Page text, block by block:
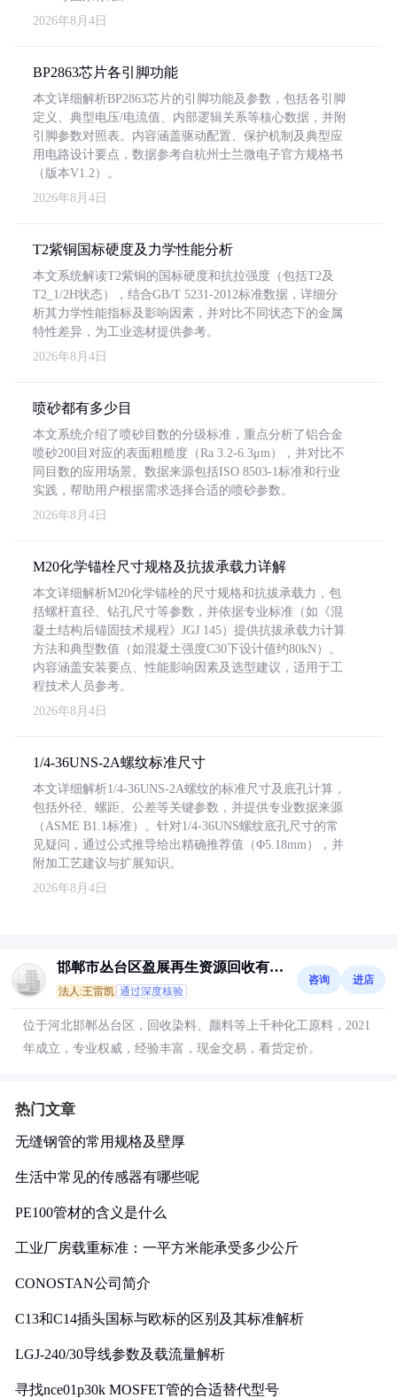
2026年8月4日
BP2863芯片各引脚功能
本文详细解析BP2863芯片的引脚功能及参数，包括各引脚
定义、典型电压/电流值、内部逻辑关系等核心数据，并附
引脚参数对照表。内容涵盖驱动配置、保护机制及典型应
用电路设计要点，数据参考自杭州士兰微电子官方规格书
（版本V1.2）。
2026年8月4日
T2紫铜国标硬度及力学性能分析
本文系统解读T2紫铜的国标硬度和抗拉强度（包括T2及
T2_1/2H状态），结合GB/T 5231-2012标准数据，详细分
析其力学性能指标及影响因素，并对比不同状态下的金属
特性差异，为工业选材提供参考。
2026年8月4日
喷砂都有多少目
本文系统介绍了喷砂目数的分级标准，重点分析了铝合金
喷砂200目对应的表面粗糙度（Ra 3.2-6.3μm），并对比不
同目数的应用场景。数据来源包括ISO 8503-1标准和行业
实践，帮助用户根据需求选择合适的喷砂参数。
2026年8月4日
M20化学锚栓尺寸规格及抗拔承载力详解
本文详细解析M20化学锚栓的尺寸规格和抗拔承载力，包
括螺杆直径、钻孔尺寸等参数，并依据专业标准（如《混
凝土结构后锚固技术规程》JGJ 145）提供抗拔承载力计算
方法和典型数值（如混凝土强度C30下设计值约80kN）。
内容涵盖安装要点、性能影响因素及选型建议，适用于工
程技术人员参考。
2026年8月4日
1/4-36UNS-2A螺纹标准尺寸
本文详细解析1/4-36UNS-2A螺纹的标准尺寸及底孔计算，
包括外径、螺距、公差等关键参数，并提供专业数据来源
（ASME B1.1标准）。针对1/4-36UNS螺纹底孔尺寸的常
见疑问，通过公式推导给出精确推荐值（Φ5.18mm），并
附加工艺建议与扩展知识。
2026年8月4日
邯郸市丛台区盈展再生资源回收有限
公司
法人:王雷凯 通过深度核验
咨询 进店
位于河北邯郸丛台区，回收染料、颜料等上千种化工原料，2021
年成立，专业权威，经验丰富，现金交易，看货定价。
热门文章
无缝钢管的常用规格及壁厚
生活中常见的传感器有哪些呢
PE100管材的含义是什么
工业厂房载重标准：一平方米能承受多少公斤
CONOSTAN公司简介
C13和C14插头国标与欧标的区别及其标准解析
LGJ-240/30导线参数及载流量解析
寻找nce01p30k MOSFET管的合适替代型号